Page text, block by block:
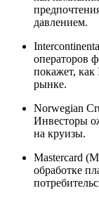
давлением.
операторов
покажет, как
рынке.
Norwegian
Инвесторы
на круизы.
Mastercard
обработке